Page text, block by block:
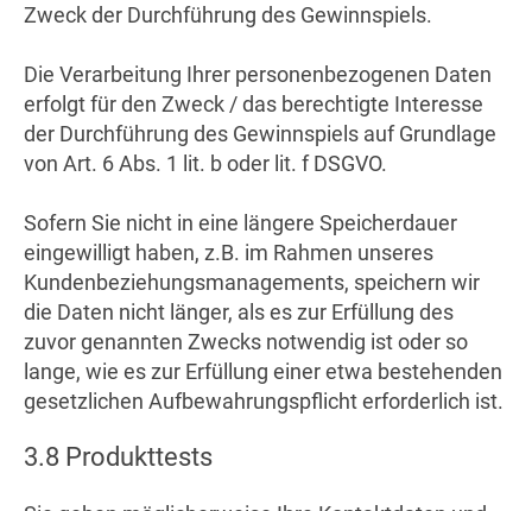
Zweck der Durchführung des Gewinnspiels.
Die Verarbeitung Ihrer personenbezogenen Daten
erfolgt für den Zweck / das berechtigte Interesse
der Durchführung des Gewinnspiels auf Grundlage
von Art. 6 Abs. 1 lit. b oder lit. f DSGVO.
Sofern Sie nicht in eine längere Speicherdauer
eingewilligt haben, z.B. im Rahmen unseres
Kundenbeziehungsmanagements, speichern wir
die Daten nicht länger, als es zur Erfüllung des
zuvor genannten Zwecks notwendig ist oder so
lange, wie es zur Erfüllung einer etwa bestehenden
gesetzlichen Aufbewahrungspflicht erforderlich ist.
3.8 Produkttests